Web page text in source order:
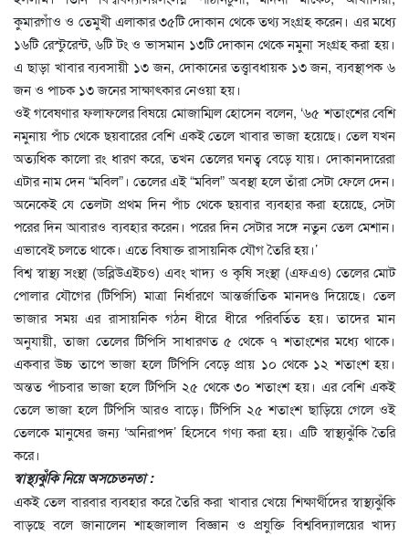
কুমারগাঁও ও তেমুখী এলাকার ৩৫টি দোকান থেকে তথ্য সংগ্রহ করেন। এর মধ্যে
১৬টি রেস্টুরেন্ট, ৬টি টং ও ভাসমান ১৩টি দোকান থেকে নমুনা সংগ্রহ করা হয়।
এ ছাড়া খাবার ব্যবসায়ী ১৩ জন, দোকানের তত্ত্বাবধায়ক ১৩ জন, ব্যবস্থাপক ৬
জন ও পাচক ১৩ জনের সাক্ষাৎকার নেওয়া হয়।
ওই গবেষণার ফলাফলের বিষয়ে মোজাম্মিল হোসেন বলেন, ‘৬৫ শতাংশের বেশি
নমুনায় পাঁচ থেকে ছয়বারের বেশি একই তেলে খাবার ভাজা হয়েছে। তেল যখন
অত্যধিক কালো রং ধারণ করে, তখন তেলের ঘনত্ব বেড়ে যায়। দোকানদারেরা
এটার নাম দেন “মবিল”। তেলের এই “মবিল” অবস্থা হলে তাঁরা সেটা ফেলে দেন।
অনেকেই যে তেলটা প্রথম দিন পাঁচ থেকে ছয়বার ব্যবহার করা হয়েছে, সেটা
পরের দিন আবারও ব্যবহার করেন। পরের দিন সেটার সঙ্গে নতুন তেল মেশান।
এভাবেই চলতে থাকে। এতে বিষাক্ত রাসায়নিক যৌগ তৈরি হয়।’
বিশ্ব স্বাস্থ্য সংস্থা (ডব্লিউএইচও) এবং খাদ্য ও কৃষি সংস্থা (এফএও) তেলের মোট
পোলার যৌগের (টিপিসি) মাত্রা নির্ধারণে আন্তর্জাতিক মানদণ্ড দিয়েছে। তেল
ভাজার সময় এর রাসায়নিক গঠন ধীরে ধীরে পরিবর্তিত হয়। তাদের মান
অনুযায়ী, তাজা তেলের টিপিসি সাধারণত ৫ থেকে ৭ শতাংশের মধ্যে থাকে।
একবার উচ্চ তাপে ভাজা হলে টিপিসি বেড়ে প্রায় ১০ থেকে ১২ শতাংশ হয়।
অন্তত পাঁচবার ভাজা হলে টিপিসি ২৫ থেকে ৩০ শতাংশ হয়। এর বেশি একই
তেলে ভাজা হলে টিপিসি আরও বাড়ে। টিপিসি ২৫ শতাংশ ছাড়িয়ে গেলে ওই
তেলকে মানুষের জন্য ‘অনিরাপদ’ হিসেবে গণ্য করা হয়। এটি স্বাস্থ্যঝুঁকি তৈরি
করে।
স্বাস্থ্যঝুঁকি নিয়ে অসচেতনতা :
একই তেল বারবার ব্যবহার করে তৈরি করা খাবার খেয়ে শিক্ষার্থীদের স্বাস্থ্যঝুঁকি
বাড়ছে বলে জানালেন শাহজালাল বিজ্ঞান ও প্রযুক্তি বিশ্ববিদ্যালয়ের খাদ্য